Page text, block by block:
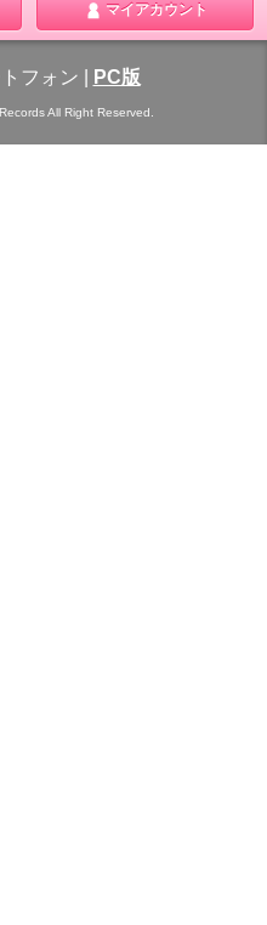
マイアカウント
フォン PC版
All Right Reserved.